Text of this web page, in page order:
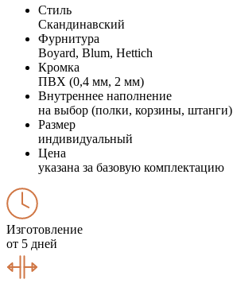
Стиль
Скандинавский
Фурнитура
Boyard, Blum, Hettich
Кромка
ПВХ (0,4 мм, 2 мм)
Внутреннее наполнение
на выбор (полки, корзины, штанги)
Размер
индивидуальный
Цена
указана за базовую комплектацию
Изготовление
от 5 дней